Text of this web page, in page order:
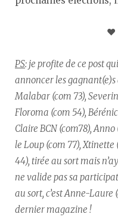
♥
PS: je profite de ce post
annoncer les
Malabar (com 73),
Floroma (com 54),
Claire BCN (com78),
le Loup (com 77),
44), tirée au sort mais
ne valide pas sa
au sort, c’est Anne-
dernier magazine !